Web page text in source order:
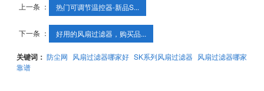
上一条 ： 热门可调节温控器-新品S...
下一条 ： 好用的风扇过滤器，购买品...
关键词：防尘网 风扇过滤器哪家好 SK系列风扇过滤器 风扇过滤器哪家
靠谱